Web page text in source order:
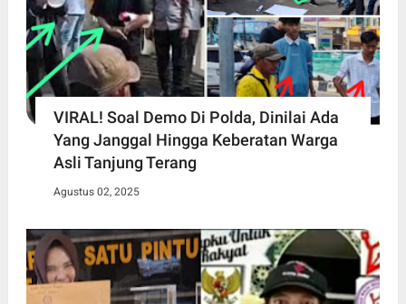
VIRAL! Soal Demo Di Polda, Dinilai Ada
Yang Janggal Hingga Keberatan Warga
Asli Tanjung Terang
Agustus 02, 2025